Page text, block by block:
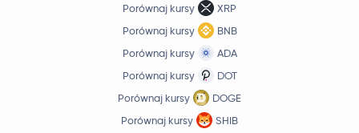
Porównaj kursy
XRP
Porównaj kursy
BNB
Porównaj kursy
ADA
Porównaj kursy
DOT
Porównaj kursy
DOGE
Porównaj kursy
SHIB